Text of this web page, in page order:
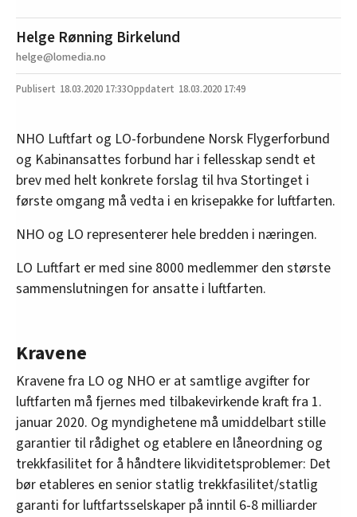
Helge Rønning Birkelund
helge@lomedia.no
18.03.2020 17:33 18.03.2020 17:49
NHO Luftfart og LO-forbundene Norsk Flygerforbund
og Kabinansattes forbund har i fellesskap sendt et
brev med helt konkrete forslag til hva Stortinget i
første omgang må vedta i en krisepakke for luftfarten.
NHO og LO representerer hele bredden i næringen.
LO Luftfart er med sine 8000 medlemmer den største
sammenslutningen for ansatte i luftfarten.
Kravene
Kravene fra LO og NHO er at samtlige avgifter for
luftfarten må fjernes med tilbakevirkende kraft fra 1.
januar 2020. Og myndighetene må umiddelbart stille
garantier til rådighet og etablere en låneordning og
trekkfasilitet for å håndtere likviditetsproblemer: Det
bør etableres en senior statlig trekkfasilitet/statlig
garanti for luftfartsselskaper på inntil 6-8 milliarder